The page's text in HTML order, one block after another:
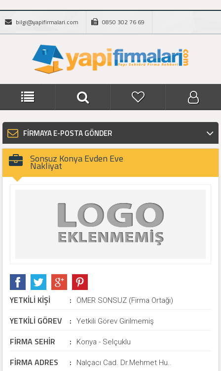
bilgi@yapifirmalari.com 0850 302 76 69
FİRMAYA E-POSTA GÖNDER
Sonsuz Konya Evden Eve
Nakliyat
YETKİLİ KİŞİ : ÖMER SONSUZ (Firma Ortağı)
YETKİLİ GÖREV : Yetkili Görev Girilmemiş
FİRMA SEHİR : Konya - Selçuklu
FİRMA ADRES : Nalçacı Cad. Dr.Mehmet Hu..